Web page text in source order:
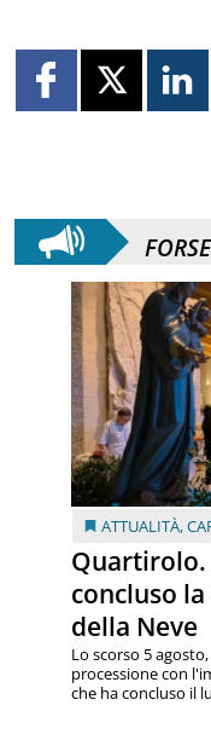
ATTUALITÀ,
Quartirolo.
concluso
della Neve
Lo scorso 5
processione con
che ha concluso il